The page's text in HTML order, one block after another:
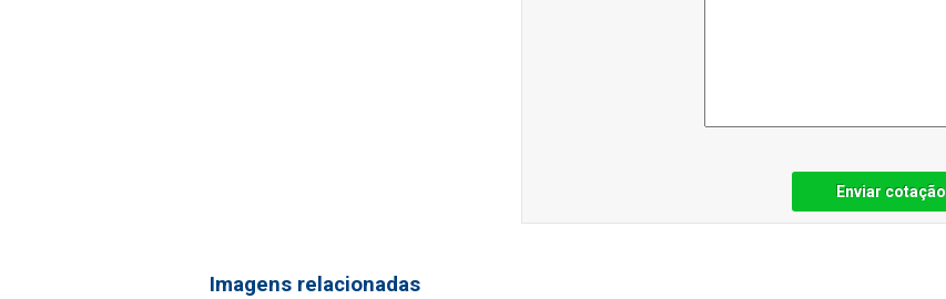
Enviar cotação
Imagens relacionadas